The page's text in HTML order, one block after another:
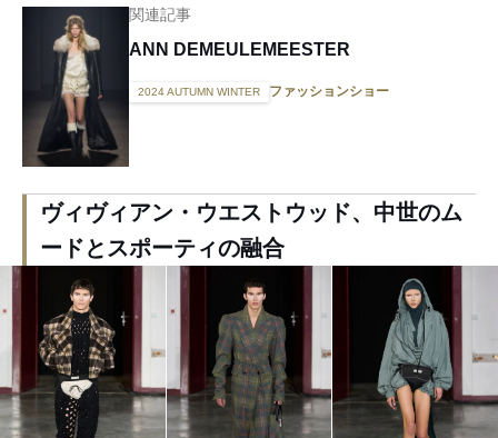
関連記事
ANN DEMEULEMEESTER
2024 AUTUMN WINTER ファッションショー
ヴィヴィアン・ウエストウッド、中世のム
ードとスポーティの融合